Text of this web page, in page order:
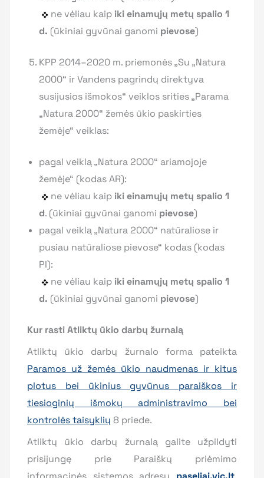
ne vėliau kaip iki einamųjų metų spalio 1
d. (ūkiniai gyvūnai ganomi pievose)
KPP 2014–2020 m. priemonės „Su „Natura
2000“ ir Vandens pagrindų direktyva
susijusios išmokos“ veiklos srities „Parama
„Natura 2000“ žemės ūkio paskirties
žemėje“ veiklas:
pagal veiklą „Natura 2000“ ariamojoje
žemėje“ (kodas AR):
ne vėliau kaip iki einamųjų metų spalio 1
d. (ūkiniai gyvūnai ganomi pievose)
pagal veiklą „Natura 2000“ natūraliose ir
pusiau natūraliose pievose“ kodas (kodas
PI):
ne vėliau kaip iki einamųjų metų spalio 1
d. (ūkiniai gyvūnai ganomi pievose)
Kur rasti Atliktų ūkio darbų žurnalą
Atliktų ūkio darbų žurnalo forma pateikta
Paramos už žemės ūkio naudmenas ir kitus
plotus bei ūkinius gyvūnus paraiškos ir
tiesioginių išmokų administravimo bei
kontrolės taisyklių 8 priede.
Atliktų ūkio darbų žurnalą galite užpildyti
prisijungę prie Paraiškų priėmimo